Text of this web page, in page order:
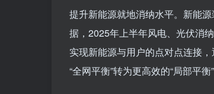
提升新能源就地消纳水平。新能
据，2025年上半年风电、光伏消
实现新能源与用户的点对点连接
“全网平衡”转为更高效的“局部平